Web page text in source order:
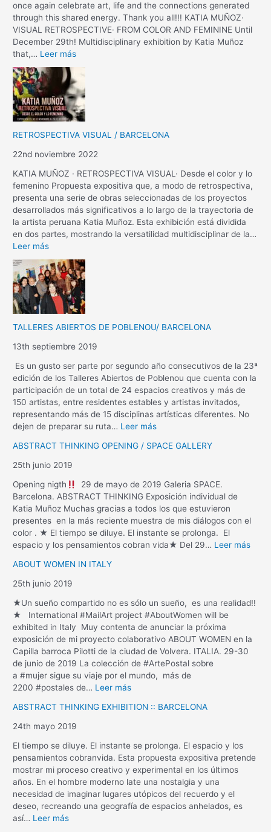
once again celebrate art, life and the connections generated
through this shared energy. Thank you all!!! KATIA MUÑOZ·
VISUAL RETROSPECTIVE· FROM COLOR AND FEMININE Until
December 29th! Multidisciplinary exhibition by Katia Muñoz
that,… Leer más
RETROSPECTIVA VISUAL / BARCELONA
22nd noviembre 2022
KATIA MUÑOZ · RETROSPECTIVA VISUAL· Desde el color y lo
femenino Propuesta expositiva que, a modo de retrospectiva,
presenta una serie de obras seleccionadas de los proyectos
desarrollados más significativos a lo largo de la trayectoria de
la artista peruana Katia Muñoz. Esta exhibición está dividida
en dos partes, mostrando la versatilidad multidisciplinar de la…
Leer más
TALLERES ABIERTOS DE POBLENOU/ BARCELONA
13th septiembre 2019
Es un gusto ser parte por segundo año consecutivos de la 23ª
edición de los Talleres Abiertos de Poblenou que cuenta con la
participación de un total de 24 espacios creativos y más de
150 artistas, entre residentes estables y artistas invitados,
representando más de 15 disciplinas artísticas diferentes. No
dejen de preparar su ruta… Leer más
ABSTRACT THINKING OPENING / SPACE GALLERY
25th junio 2019
Opening nigth
29 de mayo de 2019 Galeria SPACE.
Barcelona. ABSTRACT THINKING Exposición individual de
Katia Muñoz Muchas gracias a todos los que estuvieron
presentes en la más reciente muestra de mis diálogos con el
color . ★ El tiempo se diluye. El instante se prolonga. El
espacio y los pensamientos cobran vida★ Del 29… Leer más
ABOUT WOMEN IN ITALY
25th junio 2019
★Un sueño compartido no es sólo un sueño, es una realidad!!
★ International #MailArt project #AboutWomen will be
exhibited in Italy Muy contenta de anunciar la próxima
exposición de mi proyecto colaborativo ABOUT WOMEN en la
Capilla barroca Pilotti de la ciudad de Volvera. ITALIA. 29-30
de junio de 2019 La colección de #ArtePostal sobre
a #mujer sigue su viaje por el mundo, más de
2200 #postales de… Leer más
ABSTRACT THINKING EXHIBITION :: BARCELONA
24th mayo 2019
El tiempo se diluye. El instante se prolonga. El espacio y los
pensamientos cobranvida. Esta propuesta expositiva pretende
mostrar mi proceso creativo y experimental en los últimos
años. En el hombre moderno late una nostalgia y una
necesidad de imaginar lugares utópicos del recuerdo y el
deseo, recreando una geografía de espacios anhelados, es
así… Leer más